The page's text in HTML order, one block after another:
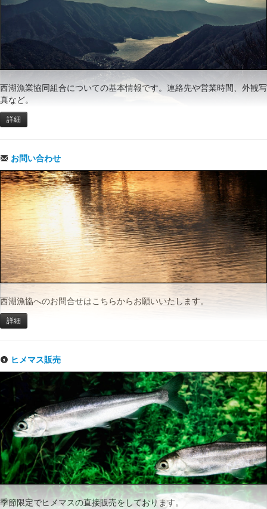
西湖漁業協同組合についての基本情報です。連絡先や営業時間、外観写
真など。
詳細
お問い合わせ
西湖漁協へのお問合せはこちらからお願いいたします。
詳細
ヒメマス販売
季節限定でヒメマスの直接販売をしております。